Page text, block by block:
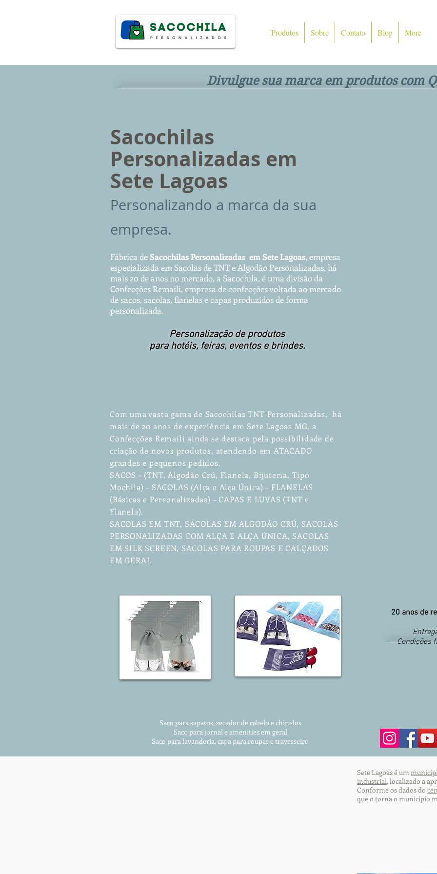
Produtos Sobre Contato Blog More
Divulgue sua marca em produtos com
Sacochilas
Personalizadas em
Sete Lagoas
Personalizando a marca da sua
empresa.
Fábrica deSacochilasPersonalizadas em Sete Lagoas,empresa
especializada em Sacolas de TNT e Algodão Personalizadas, há
mais 20 de anos no mercado, a Sacochila, é uma divisão da
Confecções Remaili, empresa de confecções voltada ao mercado
de sacos, sacolas, flanelas e capas produzidos de forma
personalizada.
Personalização de produtos
para hotéis, feiras, eventos e brindes.
Com uma vasta gama de Sacochilas TNT Personalizadas, há
mais de 20 anos de experiência em Sete Lagoas MG, a
Confecções Remaili ainda se destaca pela possibilidade de
criação de novos produtos, atendendo em ATACADO
grandes e pequenos pedidos.
SACOS – (TNT, Algodão Crú, Flanela, Bijuteria, Tipo
Mochila) – SACOLAS (Alça e Alça Única) – FLANELAS
(Básicas e Personalizadas) – CAPAS E LUVAS (TNT e
Flanela).
SACOLAS EM TNT, SACOLAS EM ALGODÃO CRÚ, SACOLAS
PERSONALIZADAS COM ALÇA E ALÇA ÚNICA, SACOLAS
EM SILK SCREEN, SACOLAS PARA ROUPAS E CALÇADOS
EM GERAL
Saco para sapatos, secador de cabelo e chinelos
Saco para jornal e amenities em geral
Saco para lavanderia, capa para roupase travesseiro
20 anos de
Condições
Sete Lagoas é um
industrial, localizado a
Conforme os dados do
que o torna o município